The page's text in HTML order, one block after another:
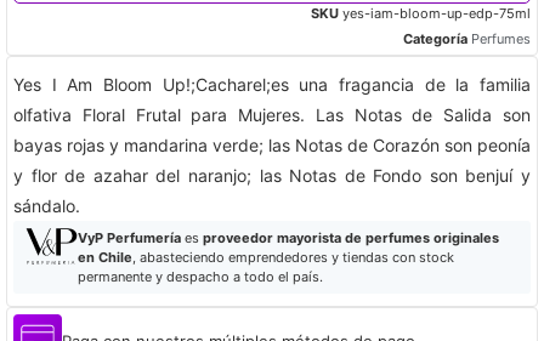
SKU yes-iam-bloom-up-edp-75ml
Categoría Perfumes
Yes I Am Bloom Up!;Cacharel;es una fragancia de la familia
olfativa Floral Frutal para Mujeres. Las Notas de Salida son
bayas rojas y mandarina verde; las Notas de Corazón son peonía
y flor de azahar del naranjo; las Notas de Fondo son benjuí y
sándalo.
VyP Perfumeríaes proveedor mayorista de perfumes originales
en Chile, abasteciendo emprendedores y tiendas con stock
permanente y despacho a todo el país.